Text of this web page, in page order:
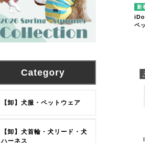
ペ
Category
【卸】犬服・ペットウェア
【卸】犬首輪・犬リード・犬
ハーネス